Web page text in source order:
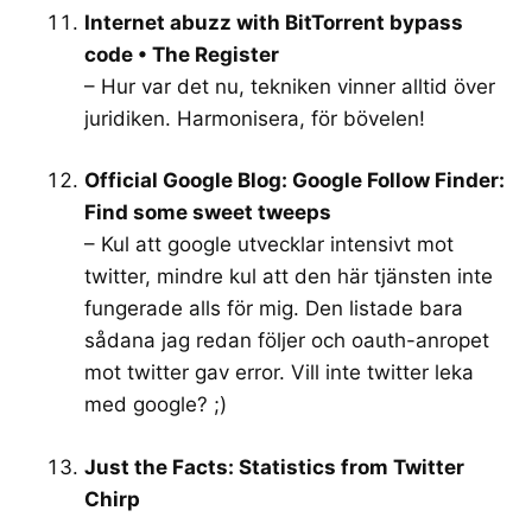
Internet abuzz with BitTorrent bypass
code • The Register
– Hur var det nu, tekniken vinner alltid över
juridiken. Harmonisera, för bövelen!
Official Google Blog: Google Follow Finder:
Find some sweet tweeps
– Kul att google utvecklar intensivt mot
twitter, mindre kul att den här tjänsten inte
fungerade alls för mig. Den listade bara
sådana jag redan följer och oauth-anropet
mot twitter gav error. Vill inte twitter leka
med google? ;)
Just the Facts: Statistics from Twitter
Chirp